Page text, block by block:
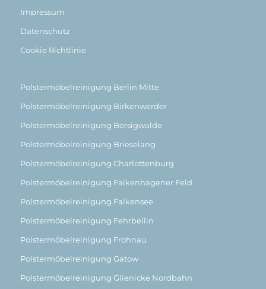
Impressum
Datenschutz
Cookie Richtlinie
Polstermöbelreinigung Berlin Mitte
Polstermöbelreinigung Birkenwerder
Polstermöbelreinigung Borsigwalde
Polstermöbelreinigung Brieselang
Polstermöbelreinigung Charlottenburg
Polstermöbelreinigung Falkenhagener Feld
Polstermöbelreinigung Falkensee
Polstermöbelreinigung Fehrbellin
Polstermöbelreinigung Frohnau
Polstermöbelreinigung Gatow
Polstermöbelreinigung Glienicke Nordbahn